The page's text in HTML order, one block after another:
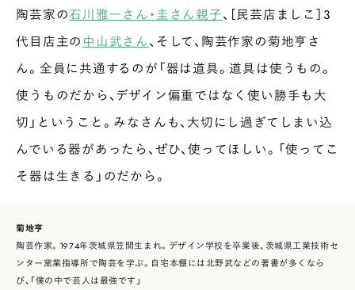
陶芸家の石川雅一さん・圭さん親子、［民芸店ましこ］３
代目店主の 中山武さん、そして、陶芸作家の菊地亨さ
ん。全員に共通するのが「器は道具。道具は使うもの。
使うものだから、デザイン偏重ではなく使い勝手も大
切」ということ。みなさんも、大切にし過ぎてしまい込
んでいる器があったら、ぜひ、使ってほしい。「使ってこ
そ器は生きる」のだから。
菊地亨
陶芸作家。1974年茨城県笠間生まれ。デザイン学校を卒業後、茨城県工業技術セ
ンター窯業指導所で陶芸を学ぶ。自宅本棚には北野武などの著書が多くなら
び、「僕の中で芸人は最強です」